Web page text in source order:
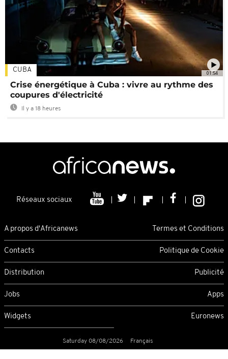
01:54
CUBA
Crise énergétique à Cuba : vivre au rythme des
coupures d'électricité
Il y a 18 heures
Réseaux sociaux
A propos d'Africanews Termes et Conditions
Contacts Politique de Cookie
Distribution Publicité
Jobs Apps
Widgets Euronews
Saturday 08/08/2026